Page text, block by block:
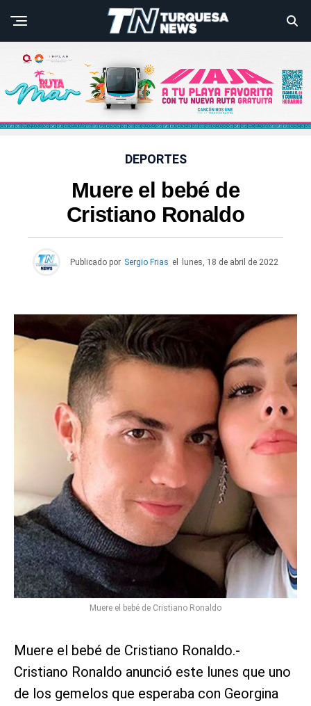
DEPORTES
Muere el bebé de
Cristiano Ronaldo
Publicado por Sergio Frias el lunes, 18 de abril de 2022
Muere el bebé de Cristiano Ronaldo
Muere el bebé de Cristiano Ronaldo.-
Cristiano Ronaldo anunció este lunes que uno
de los gemelos que esperaba con Georgina